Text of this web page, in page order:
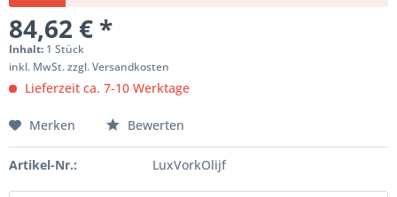
84,62 € *
Inhalt: 1 Stück
inkl. MwSt.zzgl. Versandkosten
Lieferzeit ca. 7-10 Werktage
Merken Bewerten
Artikel-Nr.: LuxVorkOlijf